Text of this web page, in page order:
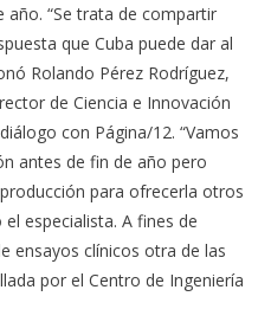
año. “Se trata de compartir
que Cuba puede dar al
Rolando Pérez Rodríguez,
de Ciencia e Innovación
con Página/12. “Vamos
antes de fin de año pero
para ofrecerla otros
especialista. A fines de
ensayos clínicos otra de las
por el Centro de Ingeniería